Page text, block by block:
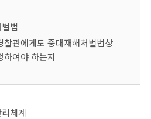
법
찰관에게도 중대재해처벌법상
하여야 하는지
체계